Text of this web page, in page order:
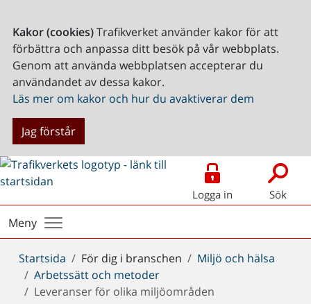
Kakor (cookies)Trafikverket använder kakor för att
förbättra och anpassa ditt besök på vår webbplats.
Genom att använda webbplatsen accepterar du
användandet av dessa kakor.
Läs mer om kakor och hur du avaktiverar dem
Jag förstår
Logga in Sök
Meny
Du
är
här:
Startsida För dig i branschen
Miljö och hälsa
Arbetssätt och metoder
Leveranser för olika miljöområden